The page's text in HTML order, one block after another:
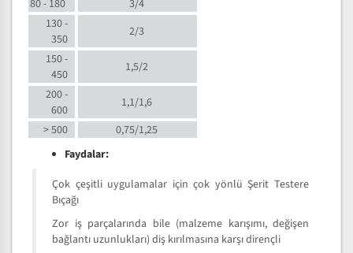
80 - 180
3/4
130 -
350
2/3
150 -
450
1,5/2
200 -
600
1,1/1,6
> 500
0,75/1,25
Faydalar:
Çok çeşitli uygulamalar için çok yönlü Şerit Testere
Bıçağı
Zor iş parçalarında bile (malzeme karışımı, değişen
bağlantı uzunlukları) diş kırılmasına karşı dirençli